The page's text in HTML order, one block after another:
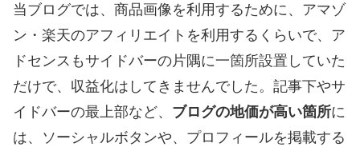
当ブログでは、商品画像を利用するために、アマゾ
ン・楽天のアフィリエイトを利用するくらいで、ア
ドセンスもサイドバーの片隅に一箇所設置していた
だけで、収益化はしてきませんでした。記事下やサ
イドバーの最上部など、 ブログの地価が高い箇所に
は、ソーシャルボタンや、プロフィールを掲載する